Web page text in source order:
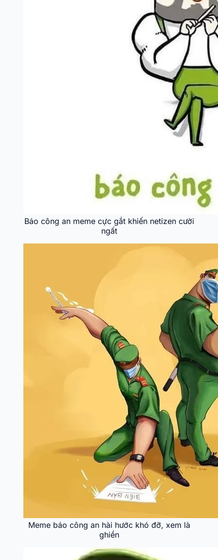
Báo công an meme cực gắt khiến netizen cười
ngất
Meme báo công an hài hước khó đỡ, xem là
ghiền